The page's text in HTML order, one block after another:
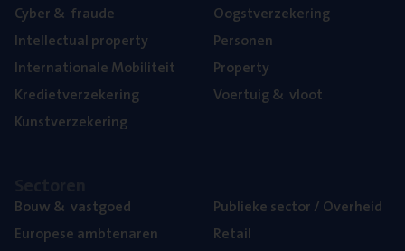
Cyber& fraude
Intel­lec­tu­al property
Inter­na­ti­o­na­le Mobiliteit
Kre­diet­ver­ze­ke­ring
Kunst­ver­ze­ke­ring
Oogst­ver­ze­ke­ring
Per­so­nen
Pro­per­ty
Voer­tuig& vloot
Bouw& vastgoed
Euro­pe­se ambtenaren
Publie­ke sec­tor / Overheid
Retail